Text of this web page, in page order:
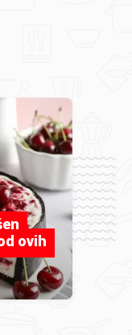
ovih